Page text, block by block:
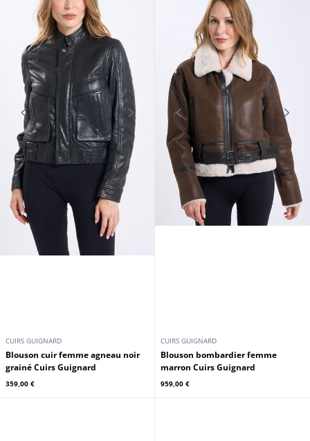
CUIRS GUIGNARD
Blouson cuir femme agneau noir
grainé Cuirs Guignard
359,00 €
CUIRS GUIGNARD
Blouson bombardier femme
marron Cuirs Guignard
959,00 €